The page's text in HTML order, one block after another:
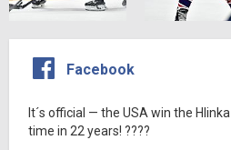
Facebook
It´s official — the USA win the
time in 22 years! ????